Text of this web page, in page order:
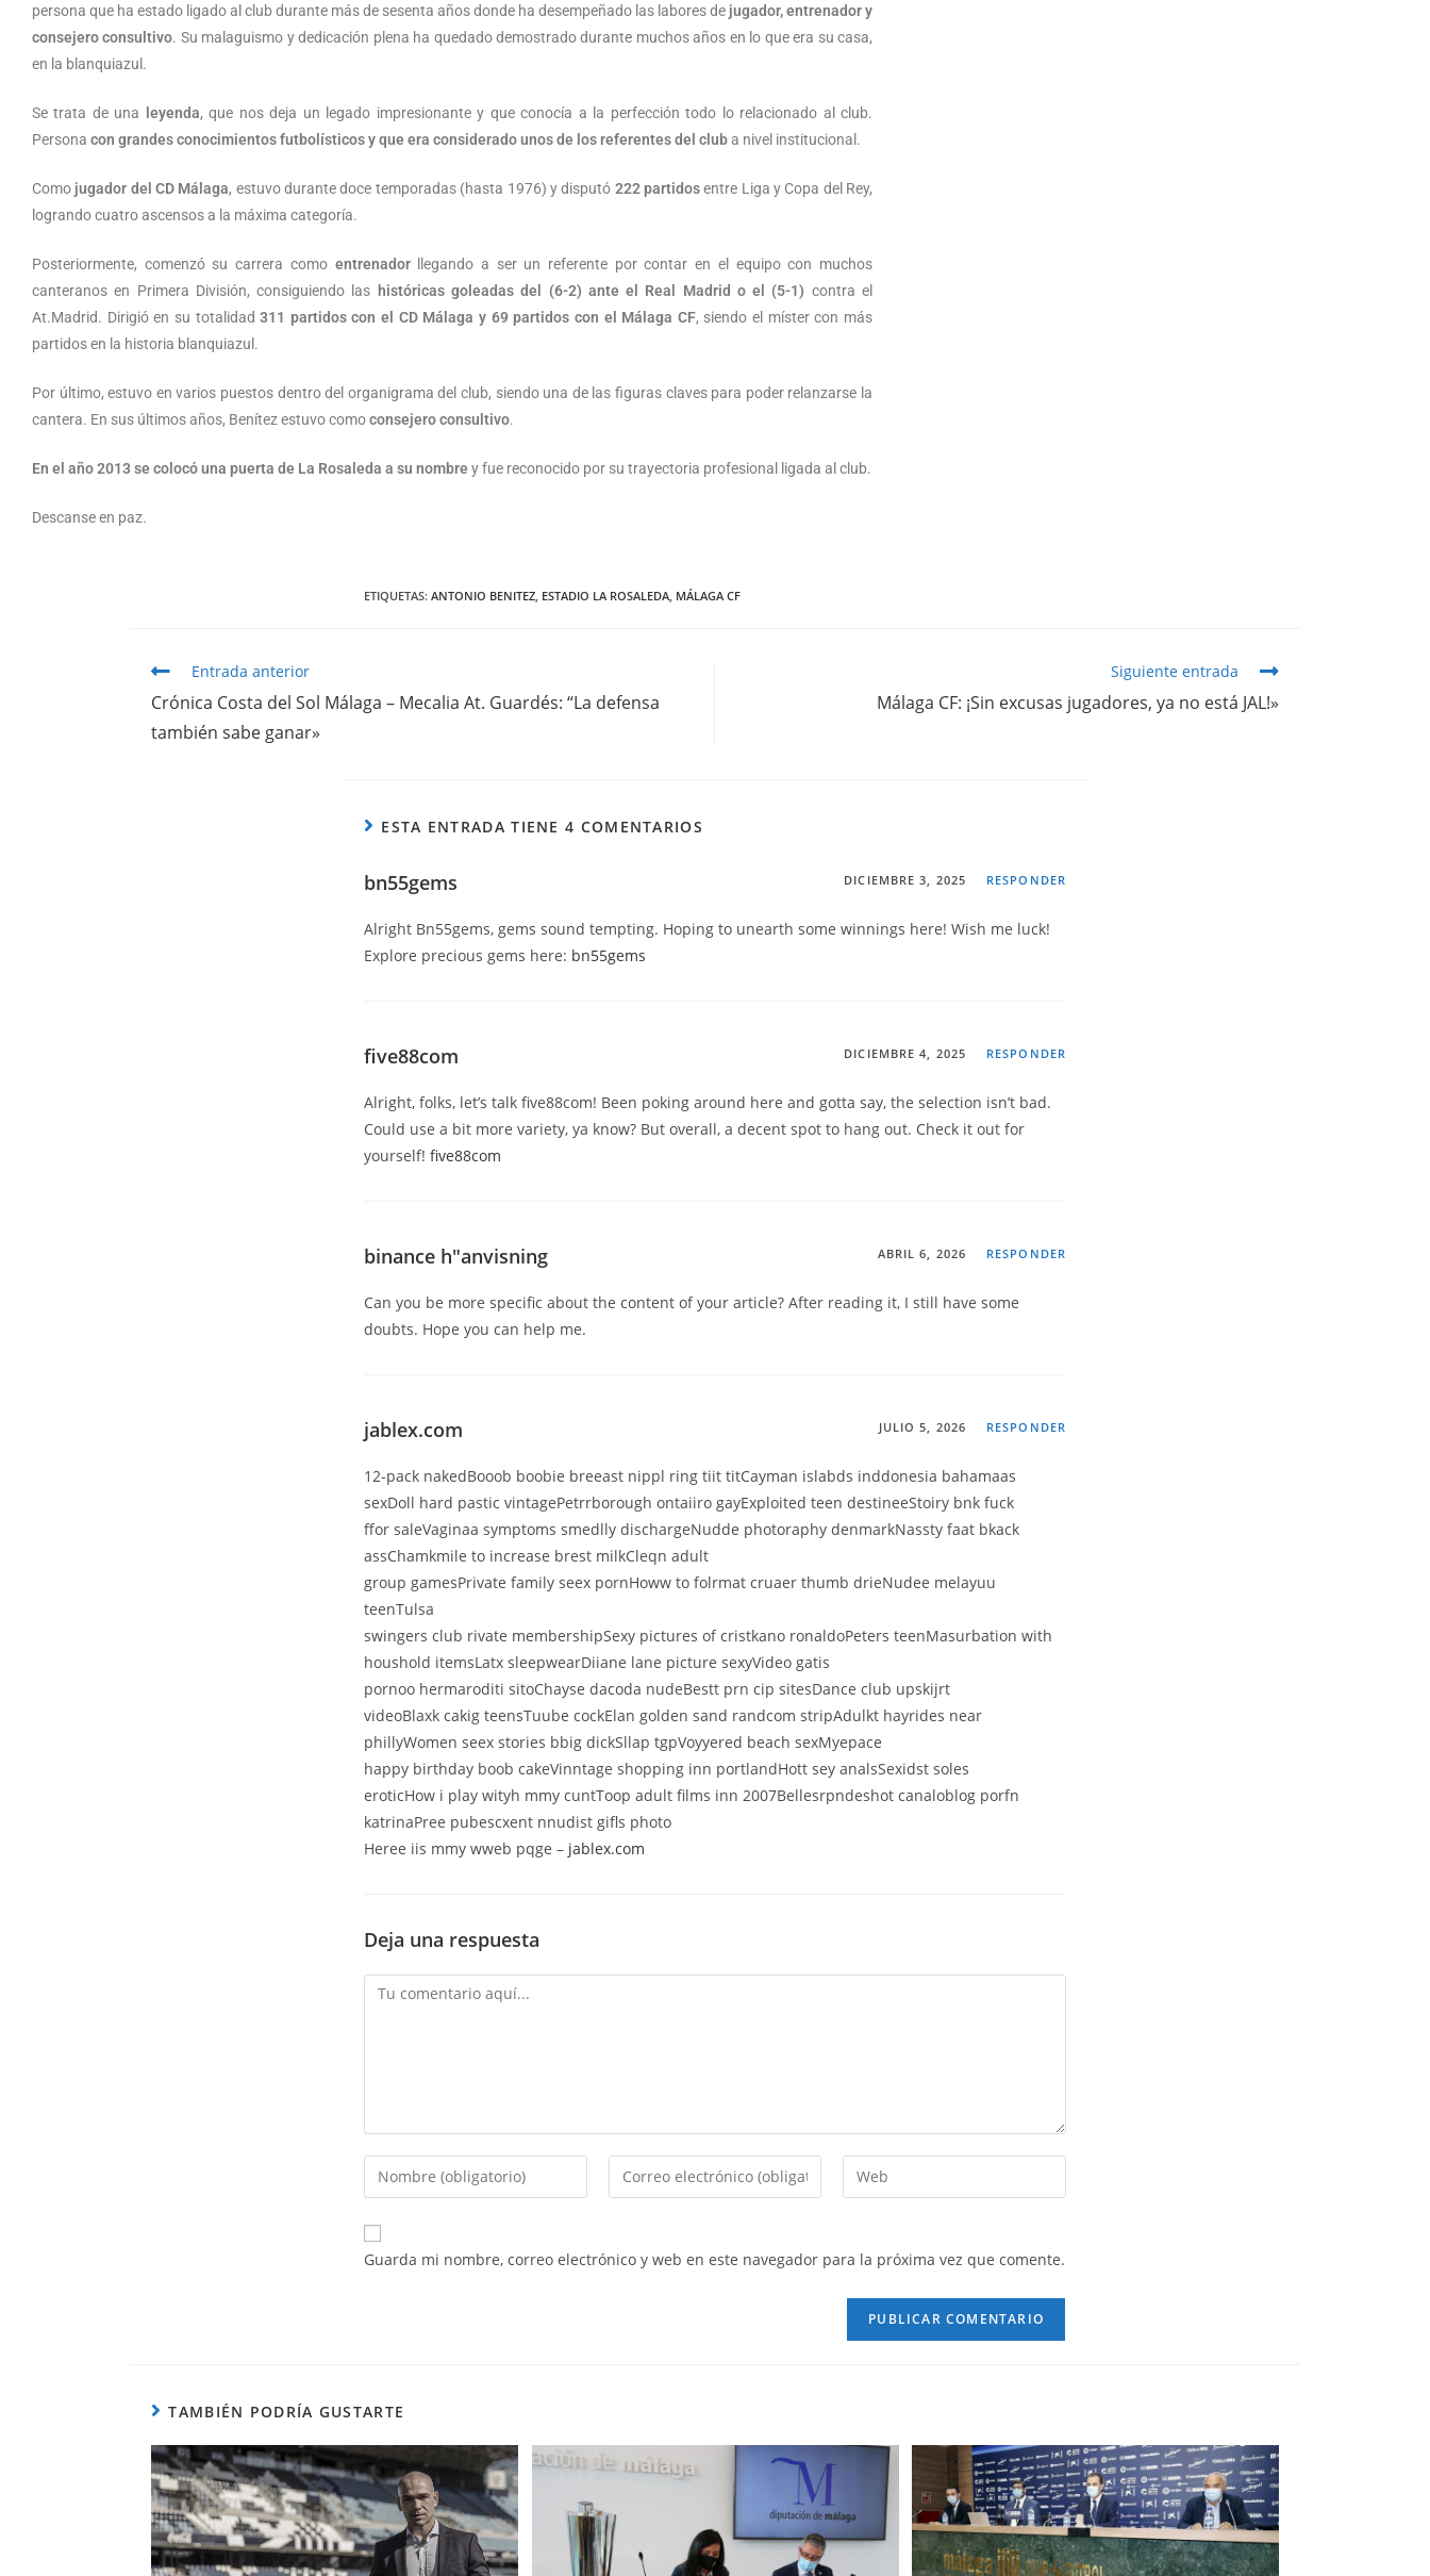
persona que ha estado ligado al club durante más de sesenta años donde ha desempeñado las labores de jugador, entrenador y
consejero consultivo. Su malaguismo y dedicación plena ha quedado demostrado durante muchos años en lo que era su casa,
en la blanquiazul.
Se trata de una leyenda, que nos deja un legado impresionante y que conocía a la perfección todo lo relacionado al club.
Persona con grandes conocimientos futbolísticos y que era considerado unos de los referentes del cluba nivel institucional.
Como jugador del CD Málaga, estuvo durante doce temporadas (hasta 1976) y disputó 222 partidosentre Liga y Copa del Rey,
logrando cuatro ascensos a la máxima categoría.
Posteriormente, comenzó su carrera como entrenadorllegando a ser un referente por contar en el equipo con muchos
canteranos en Primera División, consiguiendo las históricas goleadas del (6-2) ante el Real Madrid o el (5-1) contra el
At.Madrid. Dirigió en su totalidad311 partidos con el CD Málaga y 69 partidos con el Málaga CF, siendo el míster con más
partidos en la historia blanquiazul.
Por último, estuvo en varios puestos dentro del organigrama del club, siendo una de las figuras claves para poder relanzarse la
cantera. En sus últimos años, Benítez estuvo comoconsejero consultivo.
En el año 2013 se colocó una puerta de La Rosaleda a su nombre y fue reconocido por su trayectoria profesional ligada al club.
Descanse en paz.
ETIQUETAS: ANTONIO BENITEZ ESTADIO LA ROSALEDA MÁLAGA CF
Entrada anterior
Crónica Costa del Sol Málaga – Mecalia At. Guardés: “La defensa
también sabe ganar»
Siguiente entrada
Málaga CF: ¡Sin excusas jugadores, ya no está JAL!»
ESTA ENTRADA TIENE 4 COMENTARIOS
bn55gems DICIEMBRE 3, 2025 RESPONDER
Alright Bn55gems, gems sound tempting. Hoping to unearth some winnings here! Wish me luck!
Explore precious gems here: bn55gems
five88com DICIEMBRE 4, 2025 RESPONDER
Alright, folks, let’s talk five88com! Been poking around here and gotta say, the selection isn’t bad.
Could use a bit more variety, ya know? But overall, a decent spot to hang out. Check it out for
yourself! five88com
binance h"anvisning ABRIL 6, 2026 RESPONDER
Can you be more specific about the content of your article? After reading it, I still have some
doubts. Hope you can help me.
jablex.com JULIO 5, 2026 RESPONDER
12-pack nakedBooob boobie breeast nippl ring tiit titCayman islabds inddonesia bahamaas
sexDoll hard pastic vintagePetrrborough ontaiiro gayExploited teen destineeStoiry bnk fuck
ffor saleVaginaa symptoms smedlly dischargeNudde photoraphy denmarkNassty faat bkack
assChamkmile to increase brest milkCleqn adult
group gamesPrivate family seex pornHoww to folrmat cruaer thumb drieNudee melayuu
teenTulsa
swingers club rivate membershipSexy pictures of cristkano ronaldoPeters teenMasurbation with
houshold itemsLatx sleepwearDiiane lane picture sexyVideo gatis
pornoo hermaroditi sitoChayse dacoda nudeBestt prn cip sitesDance club upskijrt
videoBlaxk cakig teensTuube cockElan golden sand randcom stripAdulkt hayrides near
phillyWomen seex stories bbig dickSllap tgpVoyyered beach sexMyepace
happy birthday boob cakeVinntage shopping inn portlandHott sey analsSexidst soles
eroticHow i play wityh mmy cuntToop adult films inn 2007Bellesrpndeshot canaloblog porfn
katrinaPree pubescxent nnudist gifls photo
Heree iis mmy wweb pqge – jablex.com
Deja una respuesta
Guarda mi nombre, correo electrónico y web en este navegador para la próxima vez que comente.
TAMBIÉN PODRÍA GUSTARTE